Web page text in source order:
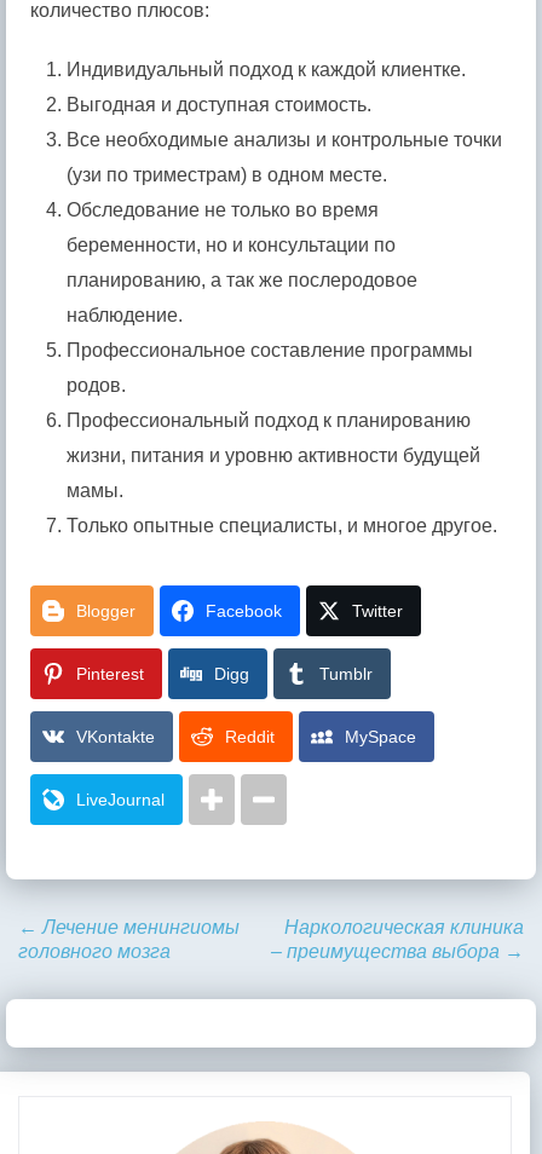
количество плюсов:
Индивидуальный подход к каждой клиентке.
Выгодная и доступная стоимость.
Все необходимые анализы и контрольные точки
(узи по триместрам) в одном месте.
Обследование не только во время
беременности, но и консультации по
планированию, а так же послеродовое
наблюдение.
Профессиональное составление программы
родов.
Профессиональный подход к планированию
жизни, питания и уровню активности будущей
мамы.
Только опытные специалисты, и многое другое.
Blogger Facebook Twitter
Pinterest Digg Tumblr
VKontakte Reddit MySpace
LiveJournal
← Лечение менингиомы
головного мозга
Наркологическая клиника
– преимущества выбора →